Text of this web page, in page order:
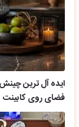
ایده آل ترین
فضای روی کابینت